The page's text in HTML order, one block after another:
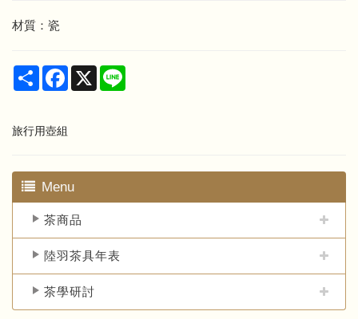
材質：瓷
Share Facebook
X
旅行用壺組
Menu
茶商品
陸羽茶具年表
茶學研討